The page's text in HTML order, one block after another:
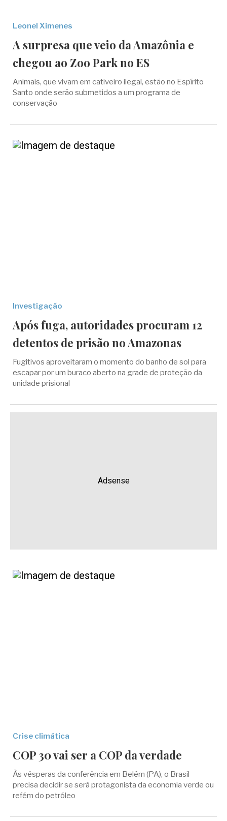
Leonel Ximenes
A surpresa que veio da Amazônia e
chegou ao Zoo Park no ES
Animais, que vivam em cativeiro ilegal, estão no Espírito
Santo onde serão submetidos a um programa de
conservação
Investigação
Após fuga, autoridades procuram 12
detentos de prisão no Amazonas
Fugitivos aproveitaram o momento do banho de sol para
escapar por um buraco aberto na grade de proteção da
unidade prisional
Adsense
Crise climática
COP 30 vai ser a COP da verdade
Às vésperas da conferência em Belém (PA), o Brasil
precisa decidir se será protagonista da economia verde ou
refém do petróleo